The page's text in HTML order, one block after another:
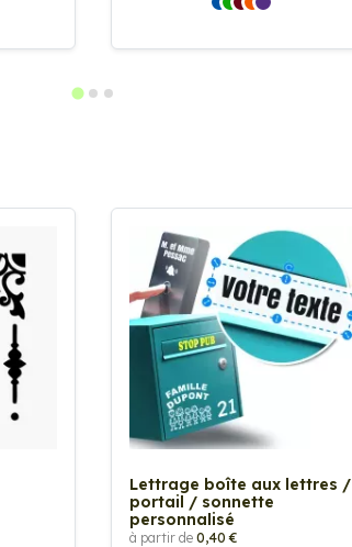
Lettrage boîte aux lettres /
portail / sonnette
personnalisé
à partir de 0,40 €